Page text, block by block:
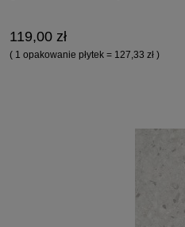
119,00 zł
( 1 opakowanie płytek = 127,33 zł )